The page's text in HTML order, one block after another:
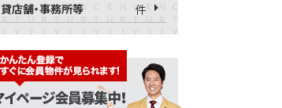
貸店舗・事務所等
件